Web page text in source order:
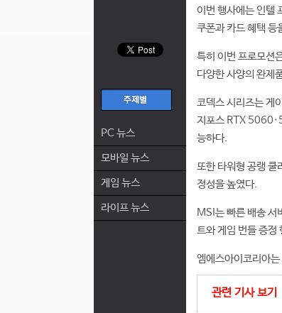
PC 뉴스
모바일 뉴스
게임 뉴스
라이프 뉴스
이번 행사에는 인텔
쿠폰과 카드 혜택 등
특히 이번 프로모션
다양한 사양의 완제
코덱스 시리즈는 게
지포스 RTX
능하다.
또한 타워형 공랭 쿨
정성을 높였다.
MSI는 빠른 배송 서
트와 게임 번들 증정
엠에스아이코리아
관련 기사 보기